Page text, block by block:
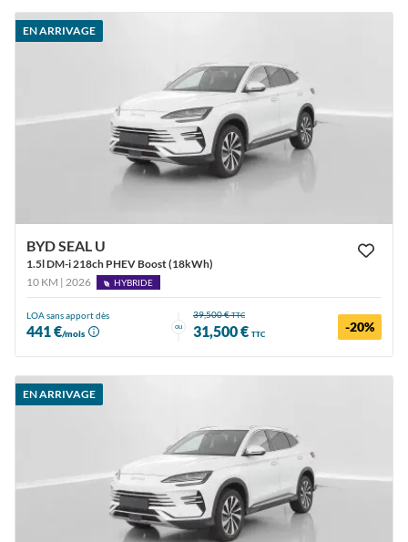
EN ARRIVAGE
BYD SEAL U
1.5l DM-i 218ch PHEV Boost (18kWh)
10 KM | 2026
HYBRIDE
LOA sans apport dès
441 €/mois
ou
39,500 €TTC
31,500 € TTC -20%
EN ARRIVAGE